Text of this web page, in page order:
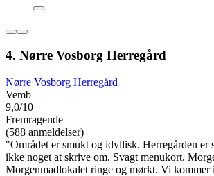
4. Nørre Vosborg Herregård
Nørre Vosborg Herregård
Vemb
9,0/10
Fremragende
(588 anmeldelser)
"Området er smukt og idyllisk. Herregården er
ikke noget at skrive om. Svagt menukort.
Morgenmadlokalet ringe og mørkt. Vi kommer